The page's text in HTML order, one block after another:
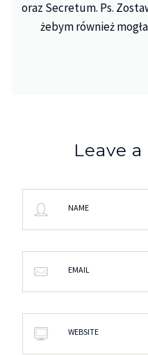
oraz Secretum. Ps.
żebym również
Leave
NAME
EMAIL
WEBSITE